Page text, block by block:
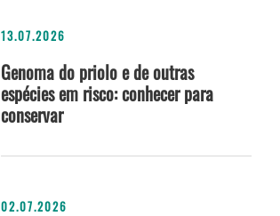
13.07.2026
Genoma do priolo e de outras
espécies em risco: conhecer para
conservar
02.07.2026